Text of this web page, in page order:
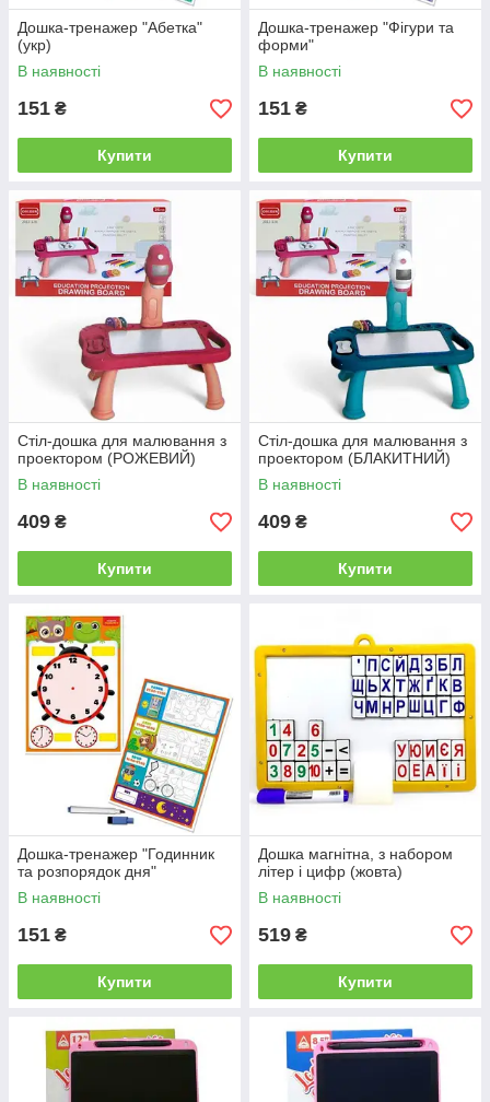
Дошка-тренажер "Абетка"
(укр)
В наявності
151 ₴
Купити
Дошка-тренажер "Фігури та
форми"
В наявності
151 ₴
Купити
Стіл-дошка для малювання з
проектором (РОЖЕВИЙ)
В наявності
409 ₴
Купити
Стіл-дошка для малювання з
проектором (БЛАКИТНИЙ)
В наявності
409 ₴
Купити
Дошка-тренажер "Годинник
та розпорядок дня"
В наявності
151 ₴
Купити
Дошка магнітна, з набором
літер і цифр (жовта)
В наявності
519 ₴
Купити